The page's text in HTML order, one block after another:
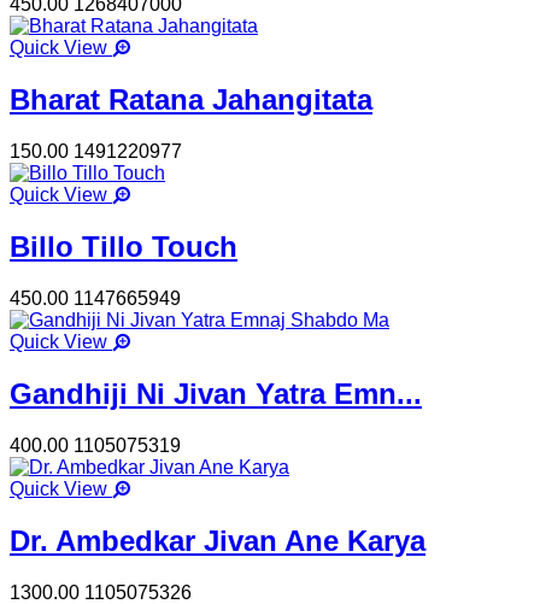
450.00 1268407000
Quick View
Bharat Ratana Jahangitata
150.00 1491220977
Quick View
Billo Tillo Touch
450.00 1147665949
Quick View
Gandhiji Ni Jivan Yatra Emn...
400.00 1105075319
Quick View
Dr. Ambedkar Jivan Ane Karya
1300.00 1105075326